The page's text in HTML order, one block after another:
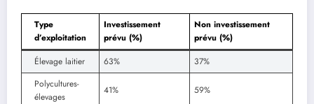
Type
d’exploitation
Investissement
prévu (%)
Non investissement
prévu (%)
Élevage laitier
63%
37%
Polycultures-
élevages
41% 59%